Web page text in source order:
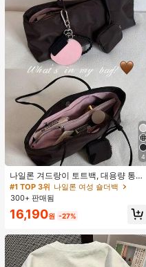
4
나일론 겨드랑이 토트백, 대용량 통근
숄더백, 작은 메이크업 백 포함, 펜던
트 미포함, 가벼운 일상 핸드백 (펜던
트 미포함)
#1 TOP 3위 나일론 여성 숄더백
300+ 판매됨
16,190원 -27%